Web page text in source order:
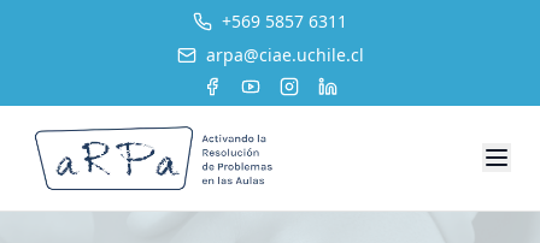
+569 5857 6311
arpa@ciae.uchile.cl